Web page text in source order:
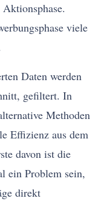
viele
Daten werden
gefiltert. In
Methoden
Effizienz aus dem
davon ist die
ein Problem sein,
direkt